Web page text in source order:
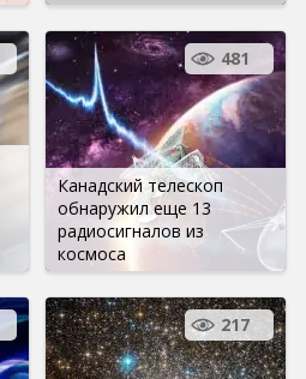
Канадский телескоп
обнаружил еще 13
радиосигналов из
космоса
481
217